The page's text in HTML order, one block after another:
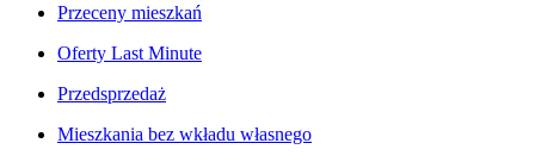
Przeceny mieszkań
Oferty Last Minute
Przedsprzedaż
Mieszkania bez wkładu własnego